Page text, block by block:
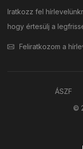
Iratkozz fel
hogy értesülj a
Feliratkozom a
©
ÁSZF